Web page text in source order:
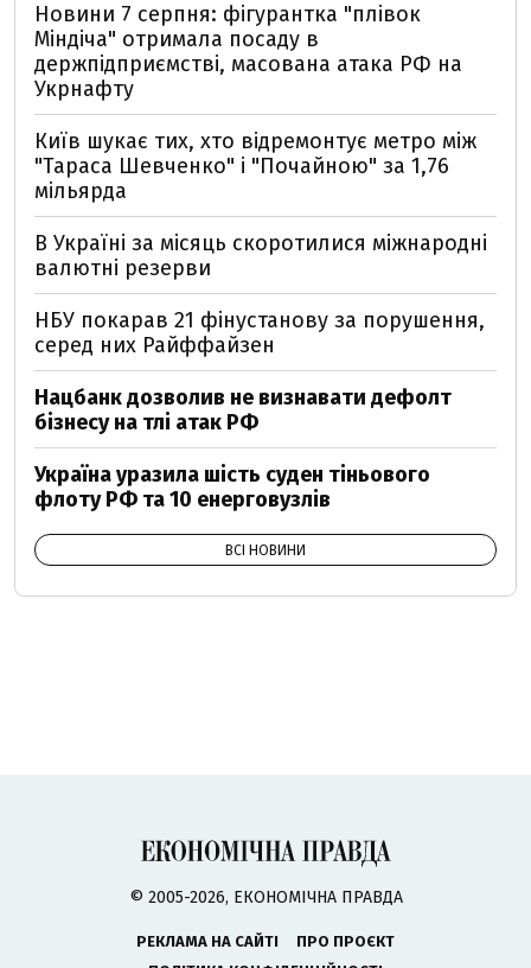
Новини 7 серпня: фігурантка "плівок
Міндіча" отримала посаду в
держпідприємстві, масована атака РФ на
Укрнафту
Київ шукає тих, хто відремонтує метро між
"Тараса Шевченко" і "Почайною" за 1,76
мільярда
В Україні за місяць скоротилися міжнародні
валютні резерви
НБУ покарав 21 фінустанову за порушення,
серед них Райффайзен
Нацбанк дозволив не визнавати дефолт
бізнесу на тлі атак РФ
Україна уразила шість суден тіньового
флоту РФ та 10 енерговузлів
ВСІ НОВИНИ
© 2005-2026, ЕКОНОМІЧНА ПРАВДА
РЕКЛАМА НА САЙТІ
ПРО ПРОЄКТ